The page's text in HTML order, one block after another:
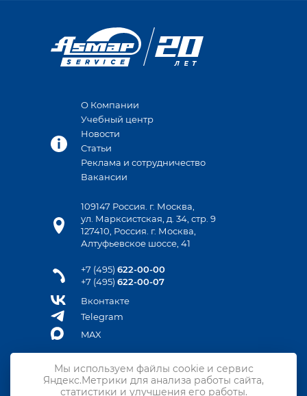
О Компании
Учебный центр
Новости
Статьи
Реклама и сотрудничество
Вакансии
109147 Россия. г. Москва,
ул. Марксистская, д. 34, стр. 9
127410, Россия. г. Москва,
Алтуфьевское шоссе, 41
+7 (495) 622-00-00
+7 (495) 622-00-07
Вконтакте
Telegram
MAX
Контакты
Мы используем файлы cookie и сервис
Яндекс.Метрики для анализа работы сайта,
статистики и улучшения его работы.